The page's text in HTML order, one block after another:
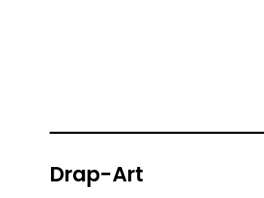
Drap-Art